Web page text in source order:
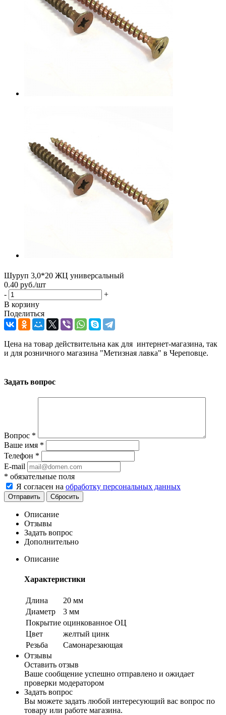
Шуруп 3,0*20 ЖЦ универсальный
0.40 руб./шт
-
+
В корзину
Поделиться
Цена на товар действительна как для интернет-магазина, так
и для розничного магазина "Метизная лавка" в Череповце.
Задать вопрос
Вопрос *
Ваше имя *
Телефон *
E-mail
* обязательные поля
Я согласен на обработку персональных данных
Сбросить
Описание
Отзывы
Задать вопрос
Дополнительно
Описание
Характеристики
Длина
20 мм
Диаметр
3 мм
Покрытие оцинкованное ОЦ
Цвет
желтый цинк
Резьба
Самонарезающая
Отзывы
Оставить отзыв
Ваше сообщение успешно отправлено и ожидает
проверки модератором
Задать вопрос
Вы можете задать любой интересующий вас вопрос по
товару или работе магазина.